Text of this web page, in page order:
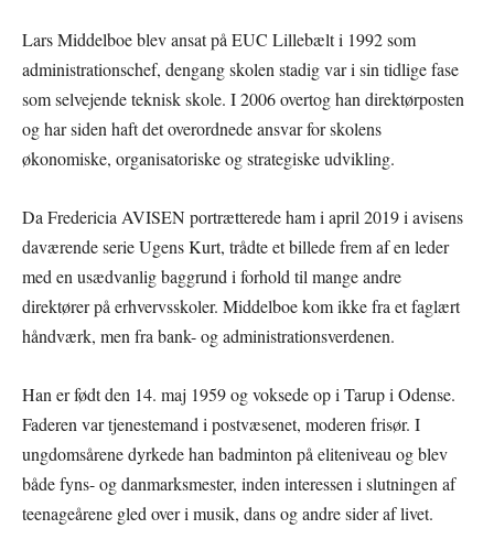
Lars Middelboe blev ansat på EUC Lillebælt i 1992 som
administrationschef, dengang skolen stadig var i sin tidlige fase
som selvejende teknisk skole. I 2006 overtog han direktørposten
og har siden haft det overordnede ansvar for skolens
økonomiske, organisatoriske og strategiske udvikling.
Da Fredericia AVISEN portrætterede ham i april 2019 i avisens
daværende serie Ugens Kurt, trådte et billede frem af en leder
med en usædvanlig baggrund i forhold til mange andre
direktører på erhvervsskoler. Middelboe kom ikke fra et faglært
håndværk, men fra bank- og administrationsverdenen.
Han er født den 14. maj 1959 og voksede op i Tarup i Odense.
Faderen var tjenestemand i postvæsenet, moderen frisør. I
ungdomsårene dyrkede han badminton på eliteniveau og blev
både fyns- og danmarksmester, inden interessen i slutningen af
teenageårene gled over i musik, dans og andre sider af livet.